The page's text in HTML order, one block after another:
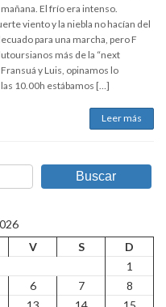
El frío era intenso.
viento y la niebla no hacían del
para una marcha, pero F
más de la “next
y Luis, opinamos lo
10.00h estábamos […]
Leer más
Buscar
V S
D
1
6 7
8